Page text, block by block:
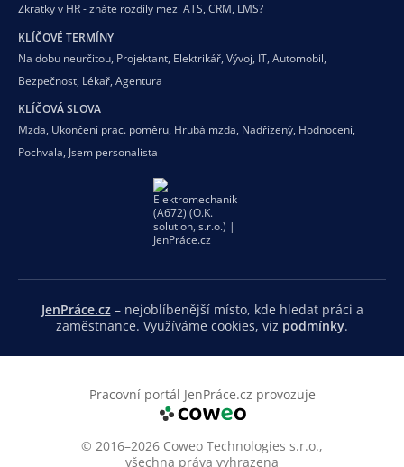
Zkratky v HR - znáte rozdíly mezi ATS, CRM, LMS?
KLÍČOVÉ TERMÍNY
Na dobu neurčitou, Projektant, Elektrikář, Vývoj, IT, Automobil,
Bezpečnost, Lékař, Agentura
KLÍČOVÁ SLOVA
Mzda, Ukončení prac. poměru, Hrubá mzda, Nadřízený, Hodnocení,
Pochvala, Jsem personalista
JenPráce.cz – nejoblíbenější místo, kde hledat práci a
zaměstnance. Využíváme cookies, viz podmínky.
Pracovní portál JenPráce.cz provozuje
© 2016–2026 Coweo Technologies s.r.o.,
všechna práva vyhrazena